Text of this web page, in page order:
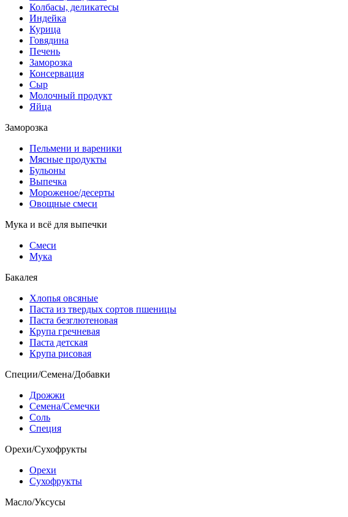
Колбасы, деликатесы
Индейка
Курица
Говядина
Печень
Заморозка
Консервация
Сыр
Молочный продукт
Яйца
Заморозка
Пельмени и вареники
Мясные продукты
Бульоны
Выпечка
Мороженое/десерты
Овощные смеси
Мука и всё для выпечки
Смеси
Мука
Бакалея
Хлопья овсяные
Паста из твердых сортов пшеницы
Паста безглютеновая
Крупа гречневая
Паста детская
Крупа рисовая
Специи/Семена/Добавки
Дрожжи
Семена/Семечки
Соль
Специя
Орехи/Сухофрукты
Орехи
Сухофрукты
Масло/Уксусы